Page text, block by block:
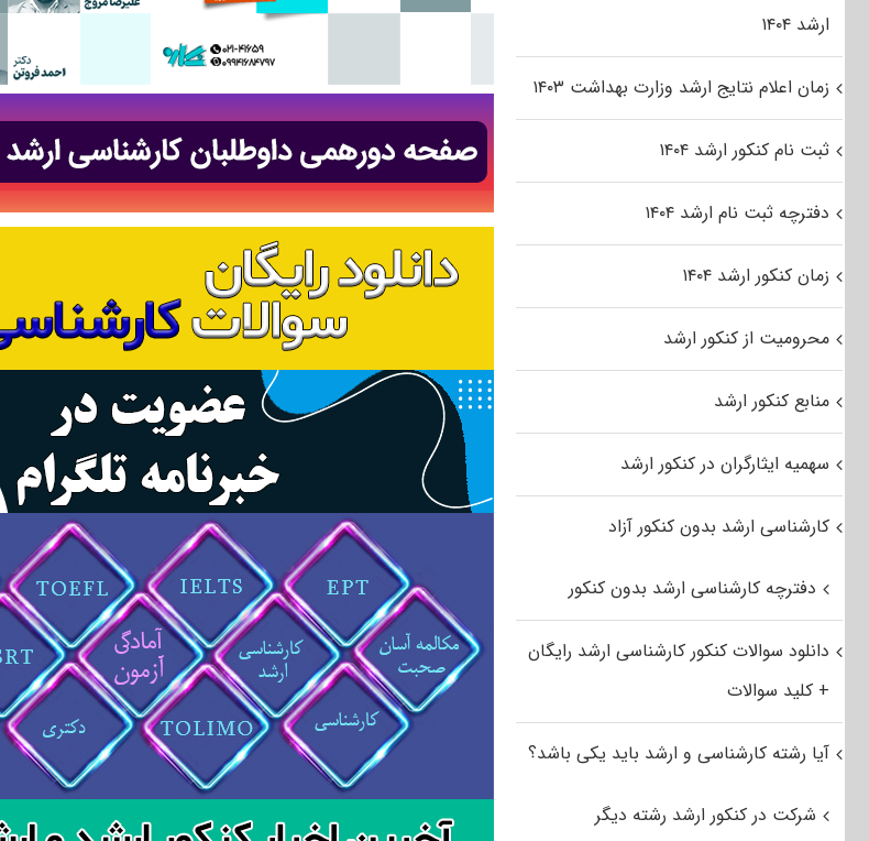
ارشد ۱۴۰۴
زمان اعلام نتایج ارشد وزارت بهداشت ۱۴۰۳
ثبت نام کنکور ارشد ۱۴۰۴
دفترچه ثبت نام ارشد ۱۴۰۴
زمان کنکور ارشد ۱۴۰۴
محرومیت از کنکور ارشد
منابع کنکور ارشد
سهمیه ایثارگران در کنکور ارشد
کارشناسی ارشد بدون کنکور آزاد
دفترچه کارشناسی ارشد بدون کنکور
دانلود سوالات کنکور کارشناسی ارشد رایگان
+ کلید سوالات
آیا رشته کارشناسی و ارشد باید یکی باشد؟
شرکت در کنکور ارشد رشته دیگر